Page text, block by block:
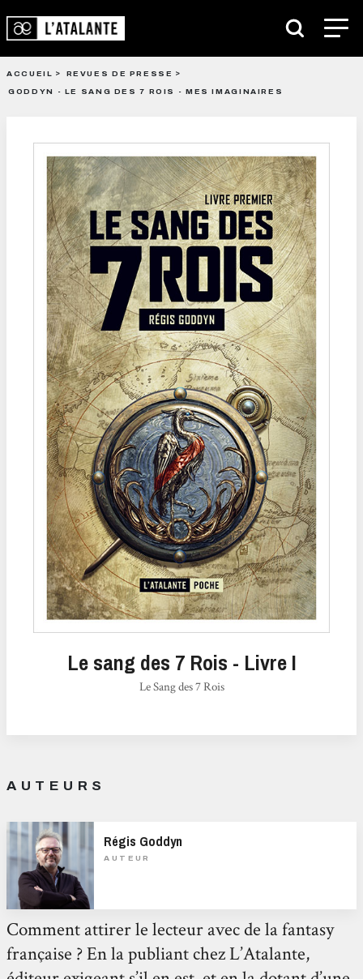
ACCUEIL
REVUES DE PRESSE
GODDYN - LE SANG DES 7 ROIS - MES IMAGINAIRES
Le sang des 7 Rois - Livre I
Le Sang des 7 Rois
AUTEURS
Régis Goddyn
AUTEUR
Comment attirer le lecteur avec de la fantasy
française ? En la publiant chez L’Atalante,